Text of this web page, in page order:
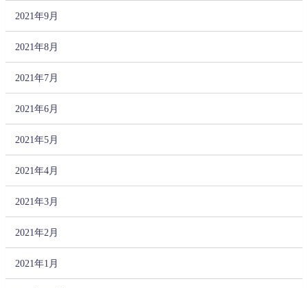
2021年9月
2021年8月
2021年7月
2021年6月
2021年5月
2021年4月
2021年3月
2021年2月
2021年1月